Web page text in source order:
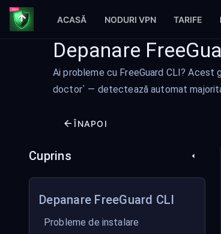
ACASĂ NODURI VPN TARIFE
Depanare
Ai probleme cu FreeGuard CLI?
doctor` — detectează automat
ÎNAPOI
Cuprins
Depanare FreeGuard CLI
Probleme de instalare